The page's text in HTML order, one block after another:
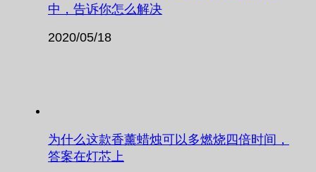
中，告诉你怎么解决
2020/05/18
为什么这款香薰蜡烛可以多燃烧四倍时间，
答案在灯芯上